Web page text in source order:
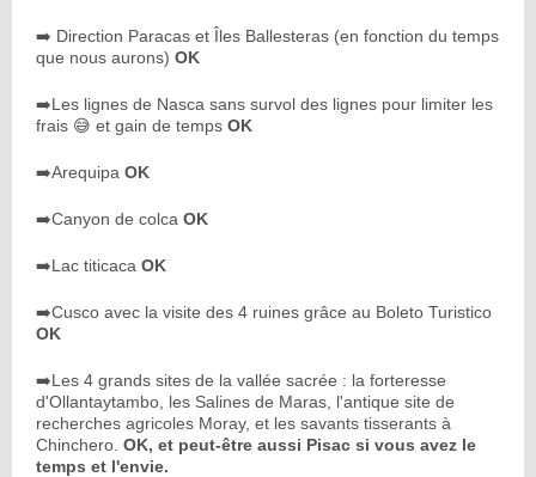
➡️ Direction Paracas et Îles Ballesteras (en fonction du temps
que nous aurons) OK
➡️Les lignes de Nasca sans survol des lignes pour limiter les
frais 😅 et gain de temps OK
➡️Arequipa OK
➡️Canyon de colca OK
➡️Lac titicaca OK
➡️Cusco avec la visite des 4 ruines grâce au Boleto Turistico
OK
➡️Les 4 grands sites de la vallée sacrée : la forteresse
d'Ollantaytambo, les Salines de Maras, l'antique site de
recherches agricoles Moray, et les savants tisserants à
Chinchero. OK, et peut-être aussi Pisac si vous avez le
temps et l'envie.